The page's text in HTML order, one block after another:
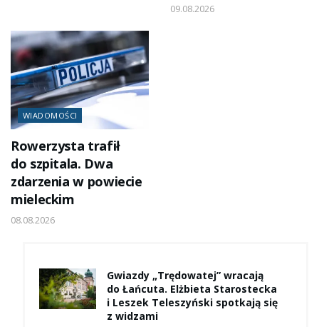
09.08.2026
WIADOMOŚCI
Rowerzysta trafił
do szpitala. Dwa
zdarzenia w powiecie
mieleckim
08.08.2026
Gwiazdy „Trędowatej” wracają
do Łańcuta. Elżbieta Starostecka
i Leszek Teleszyński spotkają się
z widzami